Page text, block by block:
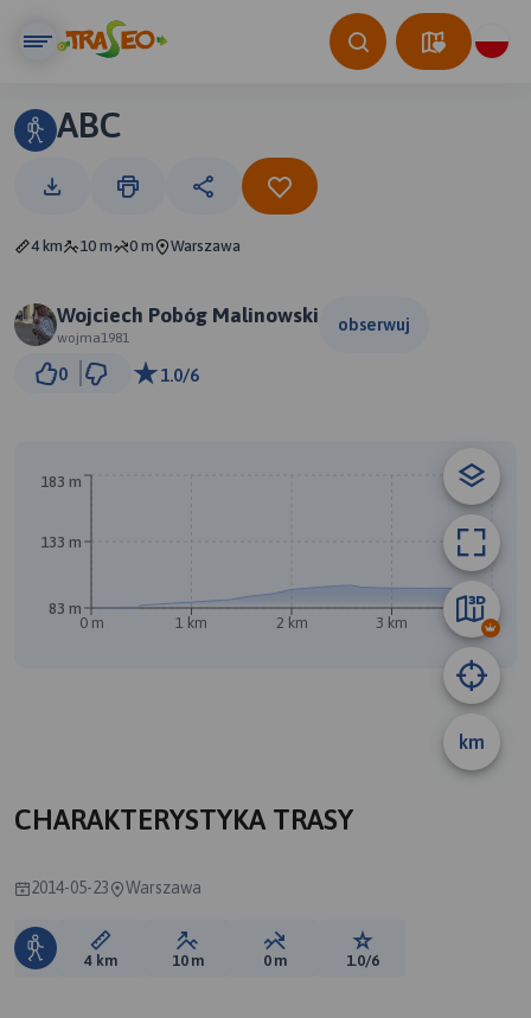
ABC
4 km 10 m 0 m Warszawa
Wojciech Pobóg Malinowski
wojma1981
obserwuj
0 1.0/6
km
0 m 1 km 2 km 3 km 4 km
83 m
133 m
183 m
CHARAKTERYSTYKA TRASY
2014-05-23 Warszawa
Długość trasy:
4 km Suma przewyższeń:
10 m Suma spadków:
0 m Ocena trasy:
1.0/6